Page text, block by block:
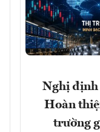
Nghị
Hoàn
trường